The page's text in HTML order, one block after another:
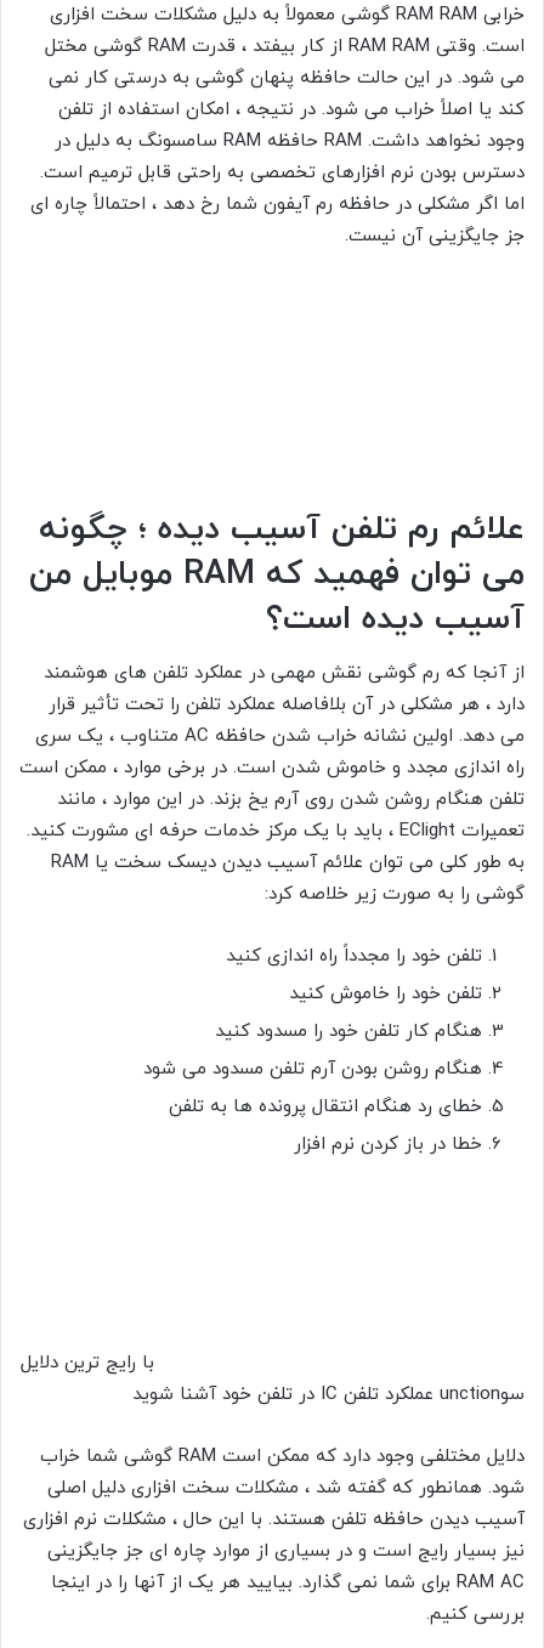
خرابی RAM RAM گوشی معمولاً به دلیل مشکلات سخت افزاری
است. وقتی RAM RAM از کار بیفتد ، قدرت RAM گوشی مختل
می شود. در این حالت حافظه پنهان گوشی به درستی کار نمی
کند یا اصلاً خراب می شود. در نتیجه ، امکان استفاده از تلفن
وجود نخواهد داشت. RAM حافظه RAM سامسونگ به دلیل در
دسترس بودن نرم افزارهای تخصصی به راحتی قابل ترمیم است.
اما اگر مشکلی در حافظه رم آیفون شما رخ دهد ، احتمالاً چاره ای
جز جایگزینی آن نیست.
علائم رم تلفن آسیب دیده ؛ چگونه
می توان فهمید که RAM موبایل من
آسیب دیده است؟
از آنجا که رم گوشی نقش مهمی در عملکرد تلفن های هوشمند
دارد ، هر مشکلی در آن بلافاصله عملکرد تلفن را تحت تأثیر قرار
می دهد. اولین نشانه خراب شدن حافظه AC متناوب ، یک سری
راه اندازی مجدد و خاموش شدن است. در برخی موارد ، ممکن است
تلفن هنگام روشن شدن روی آرم یخ بزند. در این موارد ، مانند
تعمیرات EClight ، باید با یک مرکز خدمات حرفه ای مشورت کنید.
به طور کلی می توان علائم آسیب دیدن دیسک سخت یا RAM
گوشی را به صورت زیر خلاصه کرد:
تلفن خود را مجدداً راه اندازی کنید
تلفن خود را خاموش کنید
هنگام کار تلفن خود را مسدود کنید
هنگام روشن بودن آرم تلفن مسدود می شود
خطای رد هنگام انتقال پرونده ها به تلفن
خطا در باز کردن نرم افزار
با رایج ترین دلایل
سوunction عملکرد تلفن IC در تلفن خود آشنا شوید
دلایل مختلفی وجود دارد که ممکن است RAM گوشی شما خراب
شود. همانطور که گفته شد ، مشکلات سخت افزاری دلیل اصلی
آسیب دیدن حافظه تلفن هستند. با این حال ، مشکلات نرم افزاری
نیز بسیار رایج است و در بسیاری از موارد چاره ای جز جایگزینی
RAM AC برای شما نمی گذارد. بیایید هر یک از آنها را در اینجا
بررسی کنیم.